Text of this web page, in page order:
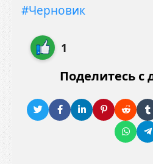
#Черновик
1
Поделитесь с